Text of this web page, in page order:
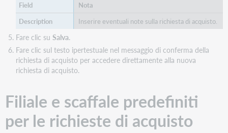
Nota
Inserire eventuali note sulla richiesta di acquisto.
Fare clic su Salva.
Fare clic sul testo ipertestuale nel messaggio di conferma della
richiesta di acquisto per accedere direttamente alla nuova
richiesta di acquisto.
Filiale e scaffale predefiniti
per le richieste di acquisto